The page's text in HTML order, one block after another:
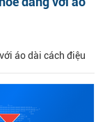
áo dài cách điệu